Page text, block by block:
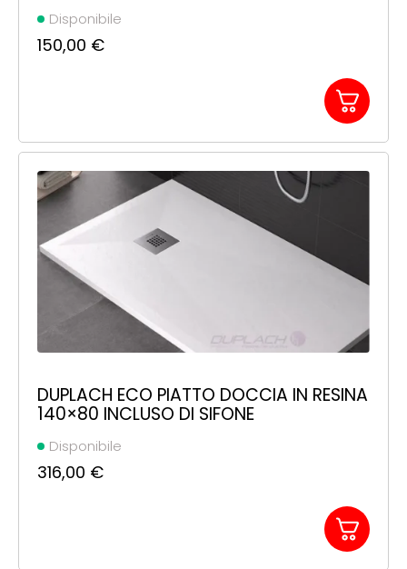
Disponibile
150,00 €
DUPLACH ECO PIATTO DOCCIA IN RESINA
140×80 INCLUSO DI SIFONE
Disponibile
316,00 €